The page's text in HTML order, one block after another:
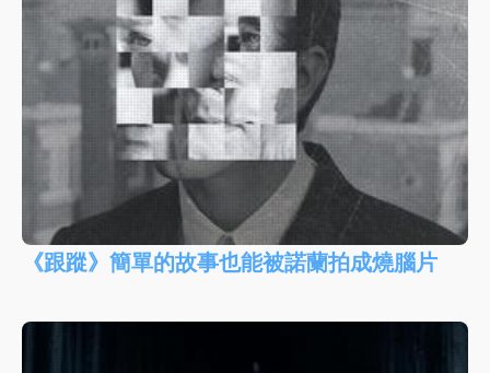
《跟蹤》簡單的故事也能被諾蘭拍成燒腦片